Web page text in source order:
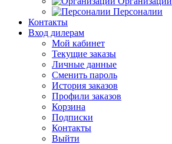
Персоналии
Контакты
Вход дилерам
Мой кабинет
Текущие заказы
Личные данные
Сменить пароль
История заказов
Профили заказов
Корзина
Подписки
Контакты
Выйти